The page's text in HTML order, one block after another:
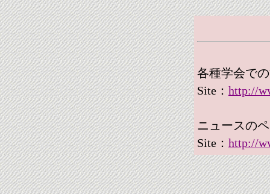
各種学会で
Site： http://
ニュースの
Site： http://